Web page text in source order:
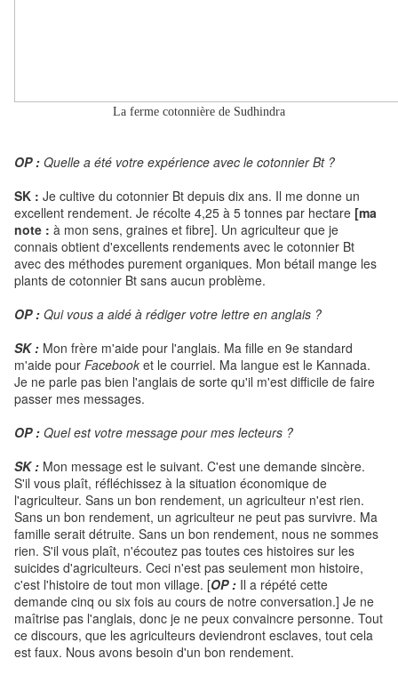
La ferme cotonnière de Sudhindra
OP : Quelle a été votre expérience avec le cotonnier Bt ?
SK : Je cultive du cotonnier Bt depuis dix ans. Il me donne un
excellent rendement. Je récolte 4,25 à 5 tonnes par hectare [ma
note : à mon sens, graines et fibre]. Un agriculteur que je
connais obtient d'excellents rendements avec le cotonnier Bt
avec des méthodes purement organiques. Mon bétail mange les
plants de cotonnier Bt sans aucun problème.
OP : Qui vous a aidé à rédiger votre lettre en anglais ?
SK : Mon frère m'aide pour l'anglais. Ma fille en 9e standard
m'aide pour Facebook et le courriel. Ma langue est le Kannada.
Je ne parle pas bien l'anglais de sorte qu'il m'est difficile de faire
passer mes messages.
OP : Quel est votre message pour mes lecteurs ?
SK : Mon message est le suivant. C'est une demande sincère.
S'il vous plaît, réfléchissez à la situation économique de
l'agriculteur. Sans un bon rendement, un agriculteur n'est rien.
Sans un bon rendement, un agriculteur ne peut pas survivre. Ma
famille serait détruite. Sans un bon rendement, nous ne sommes
rien. S'il vous plaît, n'écoutez pas toutes ces histoires sur les
suicides d'agriculteurs. Ceci n'est pas seulement mon histoire,
c'est l'histoire de tout mon village. [OP : Il a répété cette
demande cinq ou six fois au cours de notre conversation.] Je ne
maîtrise pas l'anglais, donc je ne peux convaincre personne. Tout
ce discours, que les agriculteurs deviendront esclaves, tout cela
est faux. Nous avons besoin d'un bon rendement.